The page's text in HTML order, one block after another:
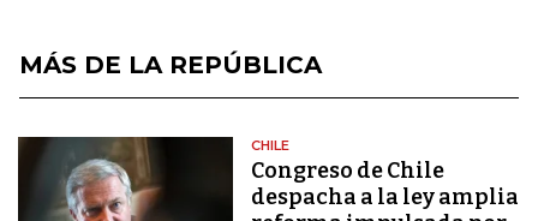
MÁS DE LA REPÚBLICA
CHILE
Congreso de Chile
despacha a la ley amplia